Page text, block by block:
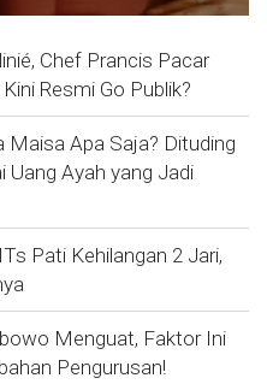
Chef Prancis Pacar
Resmi Go Publik?
Maisa Apa Saja? Dituding
Uang Ayah yang Jadi
Pati Kehilangan 2 Jari,
Menguat, Faktor Ini
Pengurusan!